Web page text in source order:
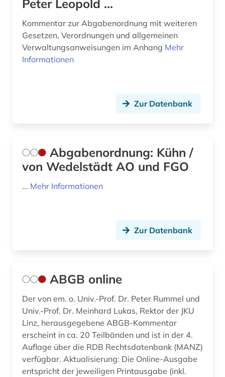
bayern schulrecht (1)
bayern. bayerische staatsregierung (1)
wissenschaft und kunst (1)
beamter (1)
beamtstg (1)
beamtvg (1)
beeinträchtigung (1)
behindertenrecht (1)
Peter Leopold ...
Kommentar zur Abgabenordnung mit weiteren
Gesetzen, Verordnungen und allgemeinen
Verwaltungsanweisungen im Anhang Mehr
Informationen
Zur Datenbank
Abgabenordnung: Kühn /
von Wedelstädt AO und FGO
... Mehr Informationen
Zur Datenbank
ABGB online
Der von em. o. Univ.-Prof. Dr. Peter Rummel und
Univ.-Prof. Dr. Meinhard Lukas, Rektor der JKU
Linz, herausgegebene ABGB-Kommentar
erscheint in ca. 20 Teilbänden und ist in der 4.
Auflage über die RDB Rechtsdatenbank (MANZ)
verfügbar. Aktualisierung: Die Online-Ausgabe
entspricht der jeweiligen Printausgabe (inkl.